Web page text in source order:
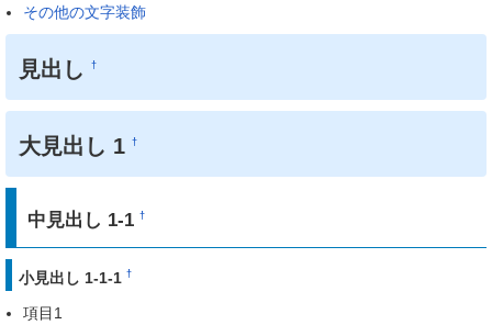
その他の文字装飾
見出し †
大見出し 1†
中見出し 1-1†
小見出し 1-1-1 †
項目1